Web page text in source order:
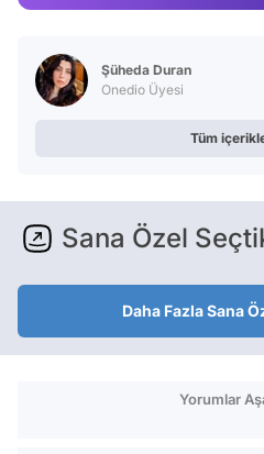
Şüheda Duran
Onedio Üyesi
Tüm
Sana Özel
Daha Fazla Sana
Yorumlar